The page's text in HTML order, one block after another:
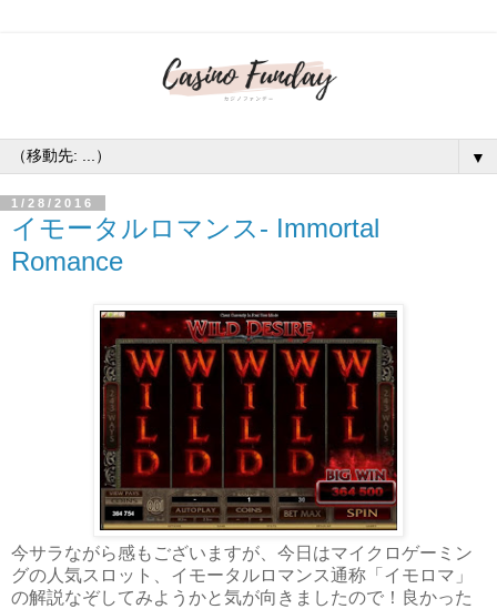
▼
1/28/2016
イモータルロマンス- Immortal
Romance
今サラながら感もございますが、今日はマイクロゲーミン
グの人気スロット、イモータルロマンス通称「イモロマ」
の解説なぞしてみようかと気が向きましたので！良かった